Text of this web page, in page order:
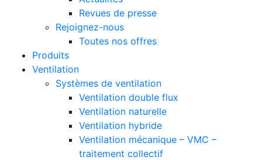
Revues de presse
Rejoignez-nous
Toutes nos offres
Produits
Ventilation
Systèmes de ventilation
Ventilation double flux
Ventilation naturelle
Ventilation hybride
Ventilation mécanique – VMC –
traitement collectif